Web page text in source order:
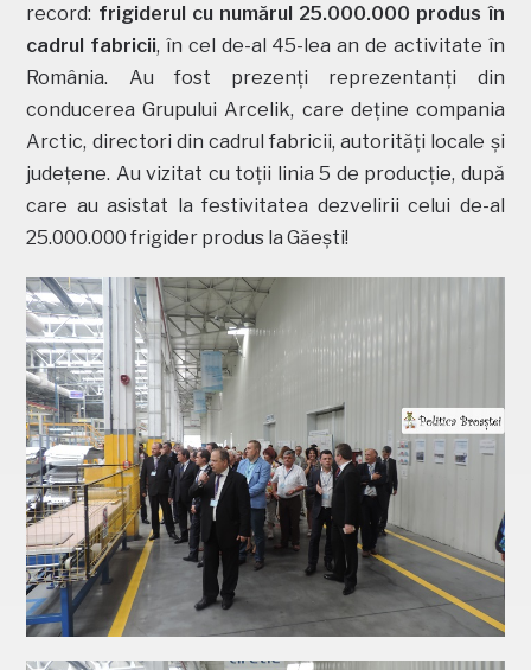
record: frigiderul cu numărul 25.000.000 produs în
cadrul fabricii, în cel de-al 45-lea an de activitate în
România. Au fost prezenți reprezentanți din
conducerea Grupului Arcelik, care deține compania
Arctic, directori din cadrul fabricii, autorități locale și
județene. Au vizitat cu toții linia 5 de producție, după
care au asistat la festivitatea dezvelirii celui de-al
25.000.000 frigider produs la Găești!